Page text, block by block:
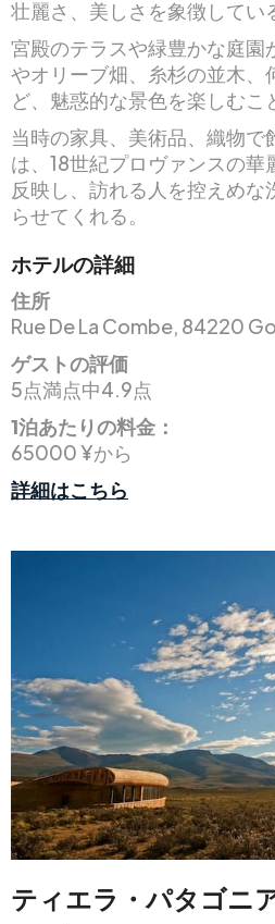
壮麗さ、美しさを象徴してい
宮殿のテラスや緑豊かな庭園
やオリーブ畑、糸杉の並木、
ど、魅惑的な景色を楽しむこ
当時の家具、美術品、織物で
は、18世紀プロヴァンスの華
反映し、訪れる人を控えめな
らせてくれる。
ホテルの詳細
住所
Rue De La Combe, 84220
ゲストの評価
5点満点中4.9点
1泊あたりの料金：
65000 ¥から
詳細はこちら
ティエラ・パタゴニ